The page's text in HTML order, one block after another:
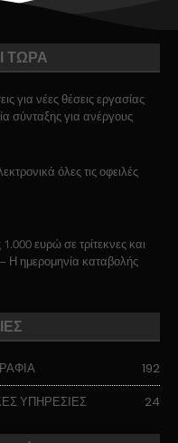
ΤΩΡΑ
για νέες θέσεις εργασίας
σύνταξης για ανέργους
όλες τις οφειλές
ευρώ σε τρίτεκνες και
Η ημερομηνία καταβολής
192
ΥΠΗΡΕΣΙΕΣ
24